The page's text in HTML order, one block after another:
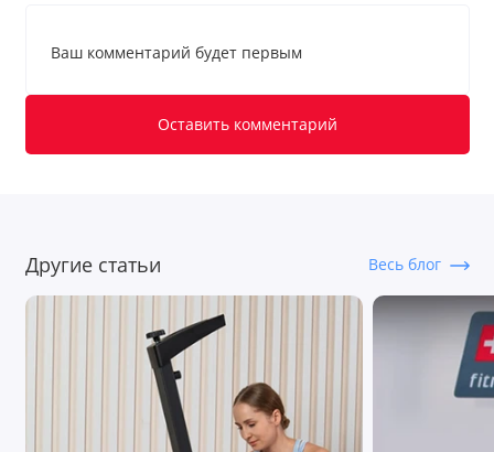
Ваш комментарий будет первым
Оставить комментарий
Другие статьи Весь блог